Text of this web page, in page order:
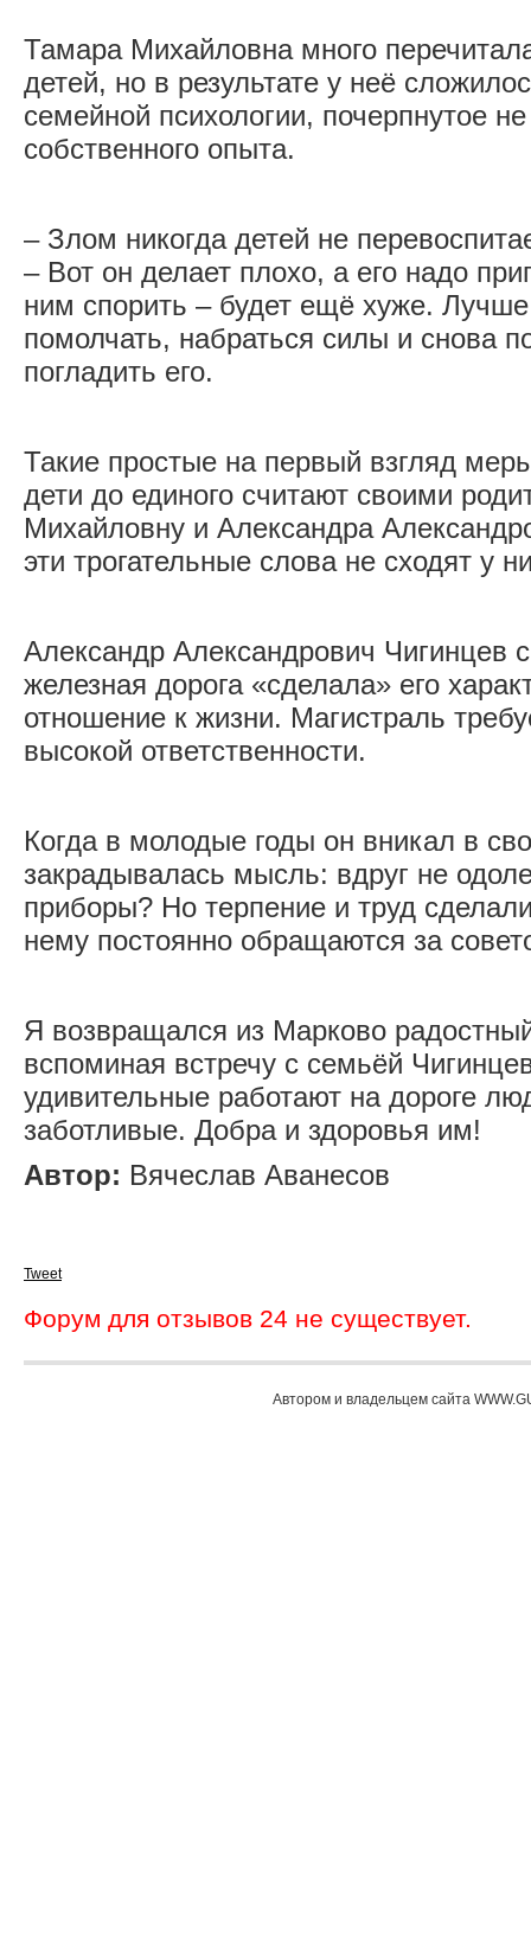
Тамара Михайловна много
детей, но в результате у неё
семейной психологии, почерпнутое
собственного опыта.
– Злом никогда детей не
– Вот он делает плохо, а его надо
ним спорить – будет ещё хуже. Лучше
помолчать, набраться силы и снова
погладить его.
Такие простые на первый взгляд
дети до единого считают своими
Михайловну и Александра
эти трогательные слова не сходят у
Александр Александрович Чигинцев
железная дорога «сделала» его
отношение к жизни. Магистраль
высокой ответственности.
Когда в молодые годы он вникал в
закрадывалась мысль: вдруг не
приборы? Но терпение и труд
нему постоянно обращаются за
Я возвращался из Марково
вспоминая встречу с семьёй
удивительные работают на дороге
заботливые. Добра и здоровья им!
Автор: Вячеслав Аванесов
Tweet
Форум для отзывов 24 не существует.
Автором и владельцем сайта